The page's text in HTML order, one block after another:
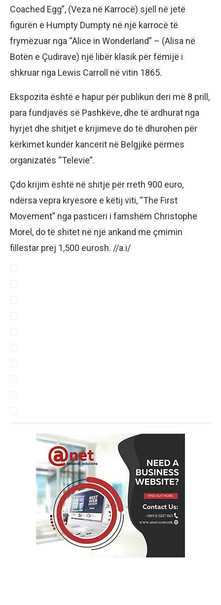
Coached Egg”, (Veza në Karrocë) sjell në jetë
figurën e Humpty Dumpty në një karrocë të
frymëzuar nga “Alice in Wonderland” – (Alisa në
Botën e Çudirave) një libër klasik për fëmijë i
shkruar nga Lewis Carroll në vitin 1865.
Ekspozita është e hapur për publikun deri më 8 prill,
para fundjavës së Pashkëve, dhe të ardhurat nga
hyrjet dhe shitjet e krijimeve do të dhurohen për
kërkimet kundër kancerit në Belgjikë përmes
organizatës “Televie”.
Çdo krijim është në shitje për rreth 900 euro,
ndërsa vepra kryesore e këtij viti, “The First
Movement” nga pasticeri i famshëm Christophe
Morel, do të shitet në një ankand me çmimin
fillestar prej 1,500 eurosh. //a.i/